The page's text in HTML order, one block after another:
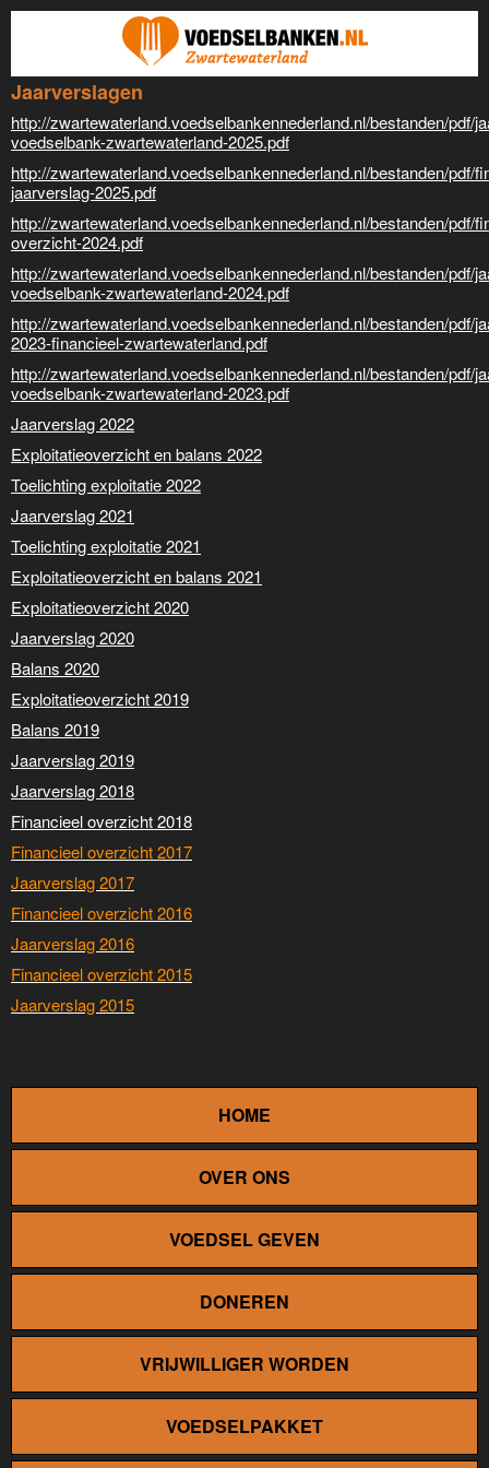
Jaarverslagen
http://zwartewaterland.voedselbankennederland.nl/bestanden/pdf/
voedselbank-zwartewaterland-2025.pdf
http://zwartewaterland.voedselbankennederland.nl/bestanden/pdf/
jaarverslag-2025.pdf
http://zwartewaterland.voedselbankennederland.nl/bestanden/pdf/
overzicht-2024.pdf
http://zwartewaterland.voedselbankennederland.nl/bestanden/pdf/
voedselbank-zwartewaterland-2024.pdf
http://zwartewaterland.voedselbankennederland.nl/bestanden/pdf/
2023-financieel-zwartewaterland.pdf
http://zwartewaterland.voedselbankennederland.nl/bestanden/pdf/
voedselbank-zwartewaterland-2023.pdf
Jaarverslag 2022
Exploitatieoverzicht en balans 2022
Toelichting exploitatie 2022
Jaarverslag 2021
Toelichting exploitatie 2021
Exploitatieoverzicht en balans 2021
Exploitatieoverzicht 2020
Jaarverslag 2020
Balans 2020
Exploitatieoverzicht 2019
Balans 2019
Jaarverslag 2019
Jaarverslag 2018
Financieel overzicht 2018
Financieel overzicht 2017
Jaarverslag 2017
Financieel overzicht 2016
Jaarverslag 2016
Financieel overzicht 2015
Jaarverslag 2015
HOME
OVER ONS
VOEDSEL GEVEN
DONEREN
VRIJWILLIGER WORDEN
VOEDSELPAKKET